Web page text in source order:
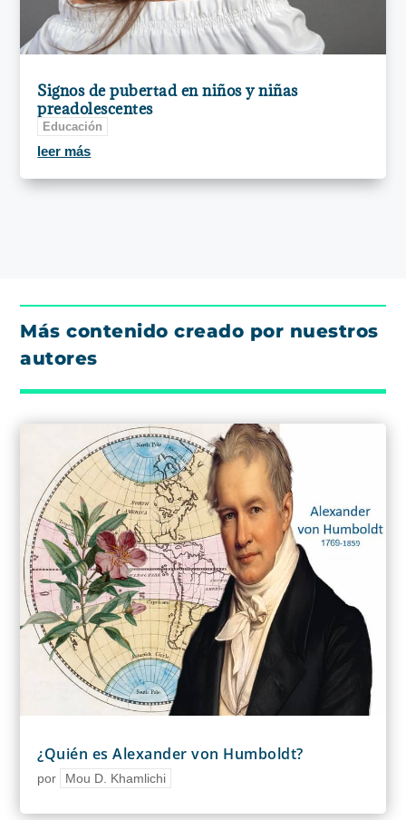
Signos de pubertad en niños y niñas
preadolescentes
Educación
leer más
Más contenido creado por nuestros
autores
¿Quién es Alexander von Humboldt?
por Mou D. Khamlichi